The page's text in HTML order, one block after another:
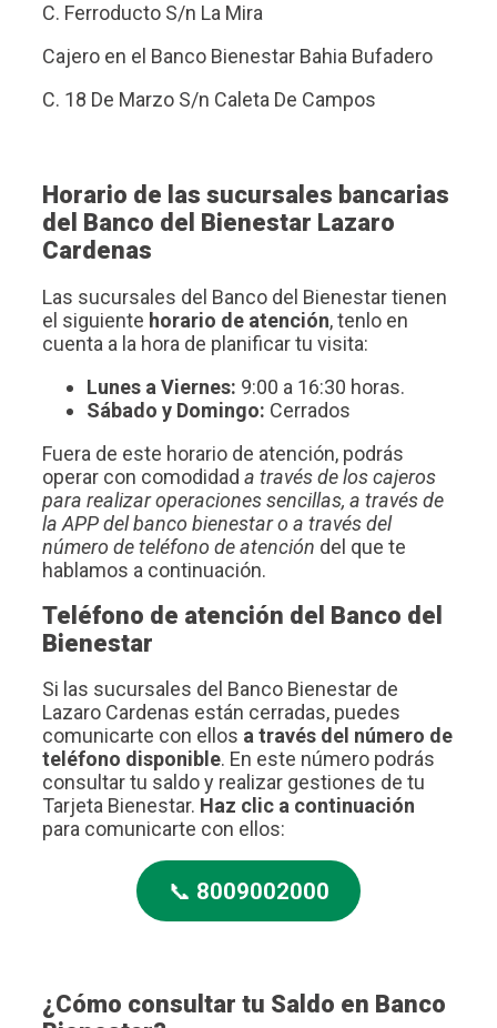
C. Ferroducto S/n La Mira
Cajero en el Banco Bienestar Bahia Bufadero
C. 18 De Marzo S/n Caleta De Campos
Horario de las sucursales bancarias
del Banco del Bienestar Lazaro
Cardenas
Las sucursales del Banco del Bienestar tienen
el siguiente horario de atención, tenlo en
cuenta a la hora de planificar tu visita:
Lunes a Viernes: 9:00 a 16:30 horas.
Sábado y Domingo: Cerrados
Fuera de este horario de atención, podrás
operar con comodidad a través de los cajeros
para realizar operaciones sencillas, a través de
la APP del banco bienestar o a través del
número de teléfono de atención del que te
hablamos a continuación.
Teléfono de atención del Banco del
Bienestar
Si las sucursales del Banco Bienestar de
Lazaro Cardenas están cerradas, puedes
comunicarte con ellos a través del número de
teléfono disponible. En este número podrás
consultar tu saldo y realizar gestiones de tu
Tarjeta Bienestar. Haz clic a continuación
para comunicarte con ellos:
📞 8009002000
¿Cómo consultar tu Saldo en Banco